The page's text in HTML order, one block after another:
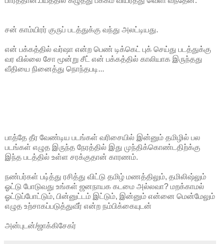
சன் காம்யிரர் குருப் படத்துக்கு வந்து அலட்டியது.
என் பக்கத்தில் வர்ஷா என்ற பெண் டிக்கெட் புக் செய்து படத்துக்கு
வர வில்லை சோ மூன்று சீட் என் பக்கத்தில் காலியாக இருந்தது
வீதியை நினைத்து நொந்தபடி...
பாத்தே தீர வேண்டிய படங்கள் வரிசையில் இன்னும் தமிழில் பல
படங்கள் எழுத இருந்த நேரத்தில் இது முந்திக்கொண்டதிற்க்கு
இந்த படத்தில் உள்ள சரக்குதான் காரணம்.
நண்பர்கள் படி்த்து ரசித்து விட்டு தமிழ் மணத்திலும், தமிலிஷ்லும்
ஓட்டு போடுவது உங்கள் ஜனநாயக கடமை அல்லவா? மறக்காமல்
ஓட்டுப்போட்டும், பின்னுட்டம் இட்டும், இன்னும் என்னை மென்மேலும்
எழுத உற்சாகப்படுத்துவீர் என்ற நம்பிக்கையுடன்
அன்புடன்/ஜாக்கிசேகர்